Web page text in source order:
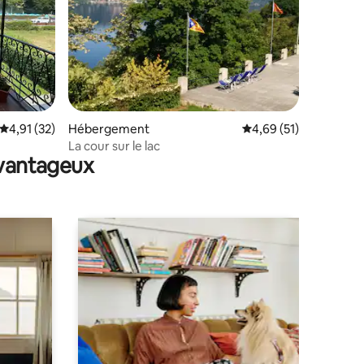
: 4,98 sur 5
Évaluation moyenne sur la base de 32 commentaires : 4,91 sur 5
4,91 (32)
Hébergement Évaluation moyenne
4,69 (51)
La cour sur le lac